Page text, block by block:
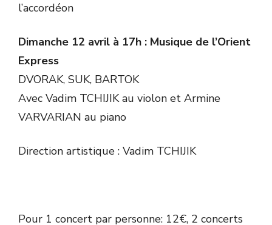
l’accordéon
Dimanche 12 avril à 17h : Musique de l’Orient
Express
DVORAK, SUK, BARTOK
Avec Vadim TCHIJIK au violon et Armine
VARVARIAN au piano
Direction artistique : Vadim TCHIJIK
Pour 1 concert par personne: 12€, 2 concerts